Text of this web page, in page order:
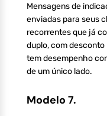
Mensagens de
enviadas para seus
recorrentes que já
duplo, com
tem desempenho
de um único lado.
Modelo 7.